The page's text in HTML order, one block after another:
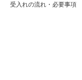
受入れの流れ・必要事項